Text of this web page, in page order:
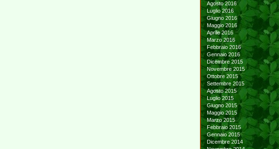
Agosto 2016
Luglio 2016
Giugno 2016
Maggio 2016
Aprile 2016
Marzo 2016
Febbraio 2016
Gennaio 2016
Dicembre 2015
Novembre 2015
Ottobre 2015
Settembre 2015
Agosto 2015
Luglio 2015
Giugno 2015
Maggio 2015
Marzo 2015
Febbraio 2015
Gennaio 2015
Dicembre 2014